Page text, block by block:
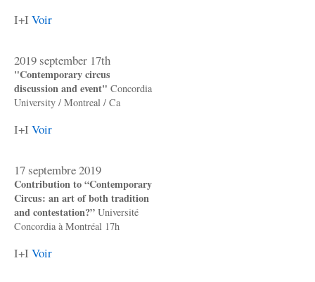
I+I Voir
2019 september 17th
"Contemporary circus
discussion and event" Concordia
University / Montreal / Ca
I+I Voir
17 septembre 2019
Contribution to “Contemporary
Circus: an art of both tradition
and contestation?” Université
Concordia à Montréal 17h
I+I Voir